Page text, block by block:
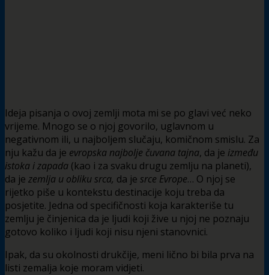
Ideja pisanja o ovoj zemlji mota mi se po glavi već neko
vrijeme. Mnogo se o njoj govorilo, uglavnom u
negativnom ili, u najboljem slučaju, komičnom smislu. Za
nju kažu da je evropska najbolje čuvana tajna, da je između
istoka i zapada (kao i za svaku drugu zemlju na planeti),
da je zemlja u obliku srca, da je srce Evrope… O njoj se
rijetko piše u kontekstu destinacije koju treba da
posjetite. Jedna od specifičnosti koja karakteriše tu
zemlju je činjenica da je ljudi koji žive u njoj ne poznaju
gotovo koliko i ljudi koji nisu njeni stanovnici.
Ipak, da su okolnosti drukčije, meni lično bi bila prva na
listi zemalja koje moram vidjeti.